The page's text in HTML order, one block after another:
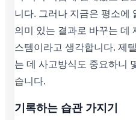
니다. 그러나 지금은 평소에
의미 있는 결과로 바꾸는 데
스템이라고 생각합니다. 제
는 데 사고방식도 중요하니
습니다.
기록하는 습관 가지기